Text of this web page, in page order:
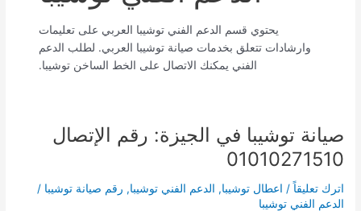
يحتوي قسم الدعم الفني توشيبا العربي على تعليمات
وارشادات تتعلق بخدمات صيانة توشيبا العربي. لطلب الدعم
الفني يمكنك الاتصال على الخط الساخن توشيبا.
صيانة توشيبا في الجيزة: رقم الإتصال
01010271510
اترك تعليقاً / اعطال توشيبا, الدعم الفني توشيبا, رقم صيانة توشيبا /
الدعم الفني توشيبا
صيانة
توشيبا
في
الجيزة:
رقم